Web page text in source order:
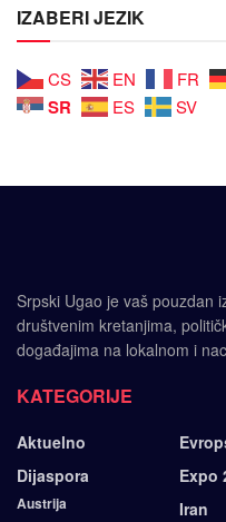
IZABERI JEZIK
CS EN FR
SR ES SV
Srpski Ugao je vaš pouzdan
društvenim kretanjima,
događajima na lokalnom i
KATEGORIJE
Aktuelno
Dijaspora
Austrija
Expo
Iran